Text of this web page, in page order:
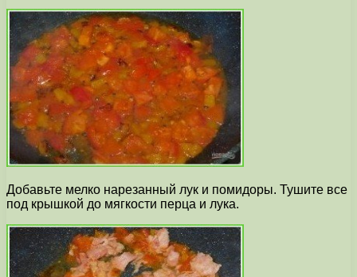
Добавьте мелко нарезанный лук и помидоры. Тушите все
под крышкой до мягкости перца и лука.